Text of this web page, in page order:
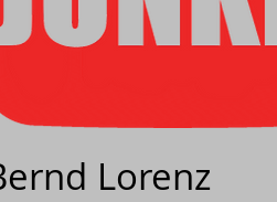
Lorenz